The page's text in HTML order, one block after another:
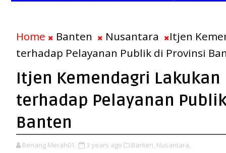
Home Banten Nusantara
Itjen
terhadap Pelayanan Publik di Provinsi
Itjen Kemendagri Lakukan
terhadap Pelayanan
Banten
Benang Merah01 3 years ago Banten, Nusantara,